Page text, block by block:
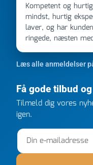
Kompetent og hurtig levering!
mindst, hurtig
laver, og har
ringede, næsten
kunne overholde en
ringede onsdag kl
efter kl 6.45! Kan
gang jeg skal bruge
FØRST. De
Læs alle anmeldelser
Få gode tilbud
Tilmeld dig vores
igen.